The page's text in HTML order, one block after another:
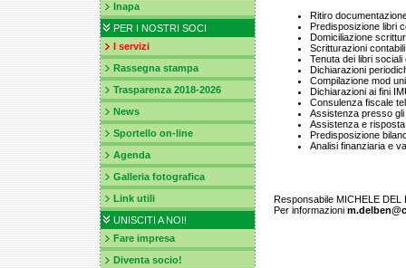
Inapa
PER I NOSTRI SOCI
I servizi
Rassegna stampa
Trasparenza 2018-2026
News
Sportello on-line
Agenda
Galleria fotografica
Link utili
UNISCITI A NOI!
Fare impresa
Diventa socio!
Ritiro
Predisposizione libri
Domiciliazione
Scritturazioni
Tenuta dei libri sociali
Dichiarazioni
Compilazione mod
Dichiarazioni ai fini
Consulenza fiscale
Assistenza presso
Assistenza e
Predisposizione
Analisi finanziaria e
Responsabile MICHELE DEL
Per informazioni